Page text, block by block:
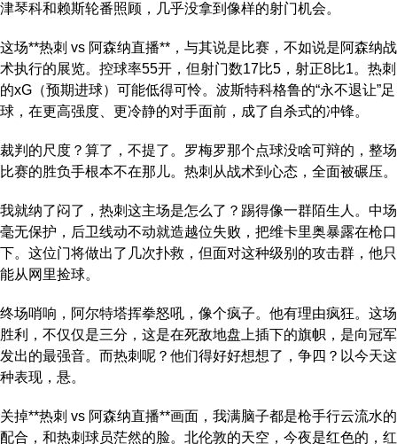
津琴科和赖斯轮番照顾，几乎没拿到像样的射门机会。
这场**热刺 vs 阿森纳直播**，与其说是比赛，不如说是阿森纳战
术执行的展览。控球率55开，但射门数17比5，射正8比1。热刺
的xG（预期进球）可能低得可怜。波斯特科格鲁的“永不退让”足
球，在更高强度、更冷静的对手面前，成了自杀式的冲锋。
裁判的尺度？算了，不提了。罗梅罗那个点球没啥可辩的，整场
比赛的胜负手根本不在那儿。热刺从战术到心态，全面被碾压。
我就纳了闷了，热刺这主场是怎么了？踢得像一群陌生人。中场
毫无保护，后卫线动不动就造越位失败，把维卡里奥暴露在枪口
下。这位门将做出了几次扑救，但面对这种级别的攻击群，他只
能从网里捡球。
终场哨响，阿尔特塔挥拳怒吼，像个疯子。他有理由疯狂。这场
胜利，不仅仅是三分，这是在死敌地盘上插下的旗帜，是向冠军
发出的最强音。而热刺呢？他们得好好想想了，争四？以今天这
种表现，悬。
关掉**热刺 vs 阿森纳直播**画面，我满脑子都是枪手行云流水的
配合，和热刺球员茫然的脸。北伦敦的天空，今夜是红色的，红